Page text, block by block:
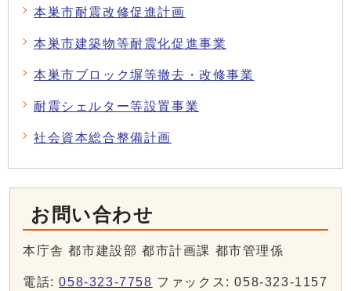
本巣市耐震改修促進計画
本巣市建築物等耐震化促進事業
本巣市ブロック塀等撤去・改修事業
耐震シェルター等設置事業
社会資本総合整備計画
お問い合わせ
本庁舎 都市建設部 都市計画課 都市管理係
電話:058-323-7758 ファックス: 058-323-1157